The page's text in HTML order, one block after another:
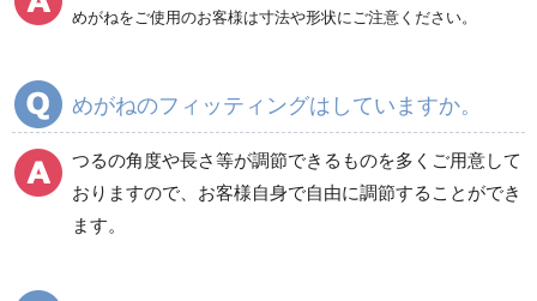
めがねをご使用のお客様は寸法や形状にご注意ください。
めがねのフィッティングはしていますか。
つるの角度や長さ等が調節できるものを多くご用意して
おりますので、お客様自身で自由に調節することができ
ます。